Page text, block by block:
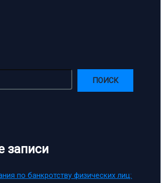
ПОИСК
записи
по банкротству физических лиц: